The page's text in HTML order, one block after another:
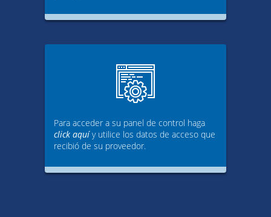
Para acceder a su panel de control haga
click aquíy utilice los datos de acceso que
recibió de su proveedor.